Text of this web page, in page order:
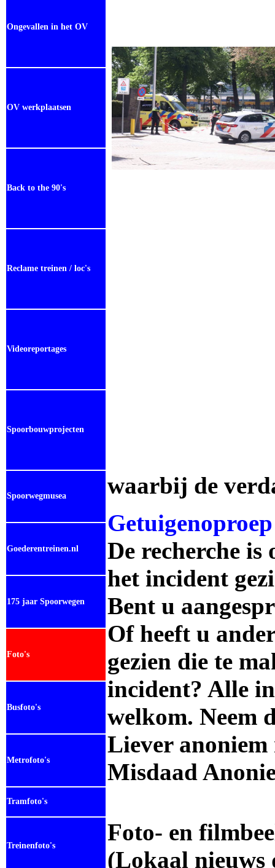
Ongevallen in het OV
OV werkplaatsen
Back to the 90's
Reclame treinen / loc's
Videoreportages
Spoorbouwprojecten
Spoorwegmusea
waarbij de
Getuigenoproep
De recherche is
het incident
Bent u
Of heeft u
gezien die te
incident? Alle
welkom. Neem
Liever
Misdaad
Goederentreinen.nl
175 jaar Spoorwegen
Foto's
Busfoto's
Metrofoto's
Tramfoto's
Treinenfoto's
Foto- en
(Lokaal